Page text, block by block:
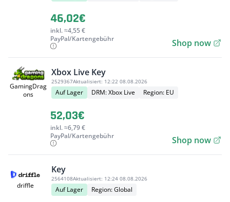
46,02€
inkl. ≈4,55 €
PayPal/Kartengebühr
Shop now
GamingDrag
ons
Xbox Live Key
2529367Aktualisiert: 12:22 08.08.2026
Auf Lager DRM: Xbox Live Region: EU
52,03€
inkl. ≈6,79 €
PayPal/Kartengebühr
Shop now
driffle
Key
2564108Aktualisiert: 12:24 08.08.2026
Auf Lager Region: Global